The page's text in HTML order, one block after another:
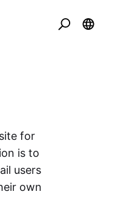
for
is to
users
own